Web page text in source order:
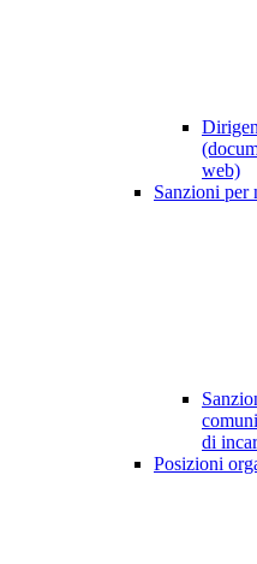
web)
Sanzioni per
di
Posizioni